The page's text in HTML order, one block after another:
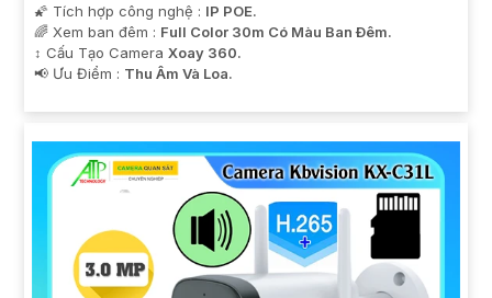
🌠 Tích hợp công nghệ : IP POE.
🌈 Xem ban đêm : Full Color 30m Có Màu Ban Ðêm.
↕️ Cấu Tạo Camera Xoay 360.
️📢 Ưu Điểm : Thu Âm Và Loa.